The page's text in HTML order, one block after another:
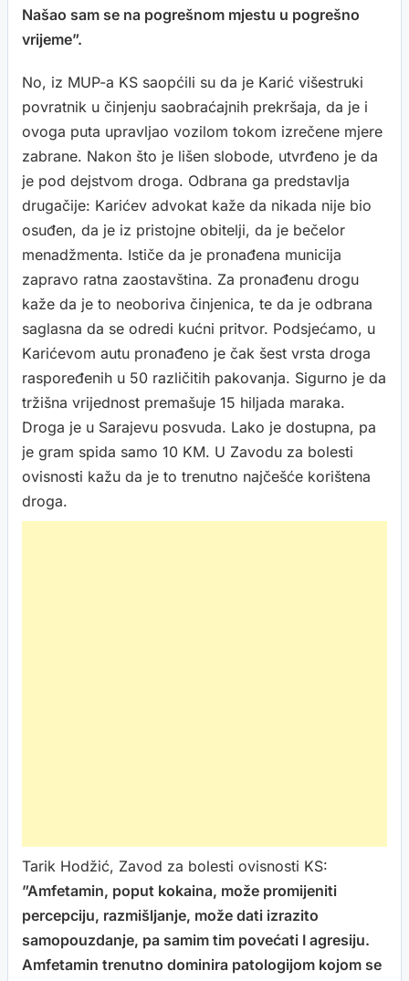
Našao sam se na pogrešnom mjestu u pogrešno
vrijeme”.
No, iz MUP-a KS saopćili su da je Karić višestruki
povratnik u činjenju saobraćajnih prekršaja, da je i
ovoga puta upravljao vozilom tokom izrečene mjere
zabrane. Nakon što je lišen slobode, utvrđeno je da
je pod dejstvom droga. Odbrana ga predstavlja
drugačije: Karićev advokat kaže da nikada nije bio
osuđen, da je iz pristojne obitelji, da je bečelor
menadžmenta. Ističe da je pronađena municija
zapravo ratna zaostavština. Za pronađenu drogu
kaže da je to neoboriva činjenica, te da je odbrana
saglasna da se odredi kućni pritvor. Podsjećamo, u
Karićevom autu pronađeno je čak šest vrsta droga
raspoređenih u 50 različitih pakovanja. Sigurno je da
tržišna vrijednost premašuje 15 hiljada maraka.
Droga je u Sarajevu posvuda. Lako je dostupna, pa
je gram spida samo 10 KM. U Zavodu za bolesti
ovisnosti kažu da je to trenutno najčešće korištena
droga.
Tarik Hodžić, Zavod za bolesti ovisnosti KS:
”Amfetamin, poput kokaina, može promijeniti
percepciju, razmišljanje, može dati izrazito
samopouzdanje, pa samim tim povećati I agresiju.
Amfetamin trenutno dominira patologijom kojom se